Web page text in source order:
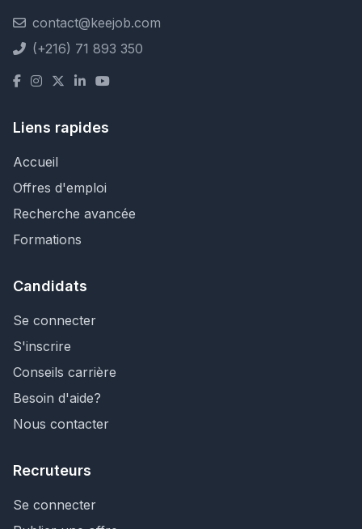
contact@keejob.com
(+216) 71 893 350
Liens rapides
Accueil
Offres d'emploi
Recherche avancée
Formations
Candidats
Se connecter
S'inscrire
Conseils carrière
Besoin d'aide?
Nous contacter
Recruteurs
Se connecter